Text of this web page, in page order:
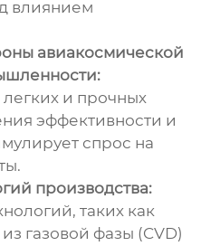
влиянием
авиакосмической
и прочных
эффективности и
спрос на
.
производства:
таких как
газовой фазы (CVD)